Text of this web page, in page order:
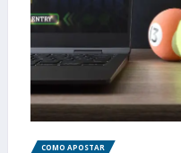
COMO APOSTAR